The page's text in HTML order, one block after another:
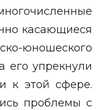
касающиеся
юношеского
его упрекнули
к этой сфере.
проблемы с